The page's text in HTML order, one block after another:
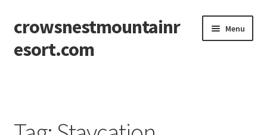
Skip
to
navigation
Skip
to
content
crowsnestmountainr
esort.com
Menu